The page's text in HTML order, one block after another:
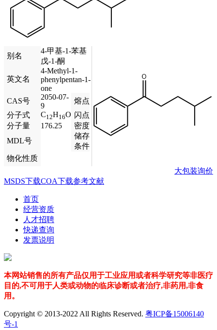
别名
4-甲基-1-苯基
戊-1-酮
英文名
4-Methyl-1-
phenylpentan-1-
one
CAS号
2050-07-
9
熔点
分子式
C12H16O 闪点
分子量
176.25
密度
MDL号
储存
条件
物化性质
大包装询价
MSDS下载COA下载参考文献
首页
经营资质
人才招聘
快递查询
发票说明
本网站销售的所有产品仅用于工业应用或者科学研究等非医疗
目的,不可用于人类或动物的临床诊断或者治疗,非药用,非食
用。
Copyright © 2013-2022 All Rights Reserved. 粤ICP备15006140
号-1